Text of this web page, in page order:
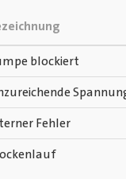
blockiert
Fehler